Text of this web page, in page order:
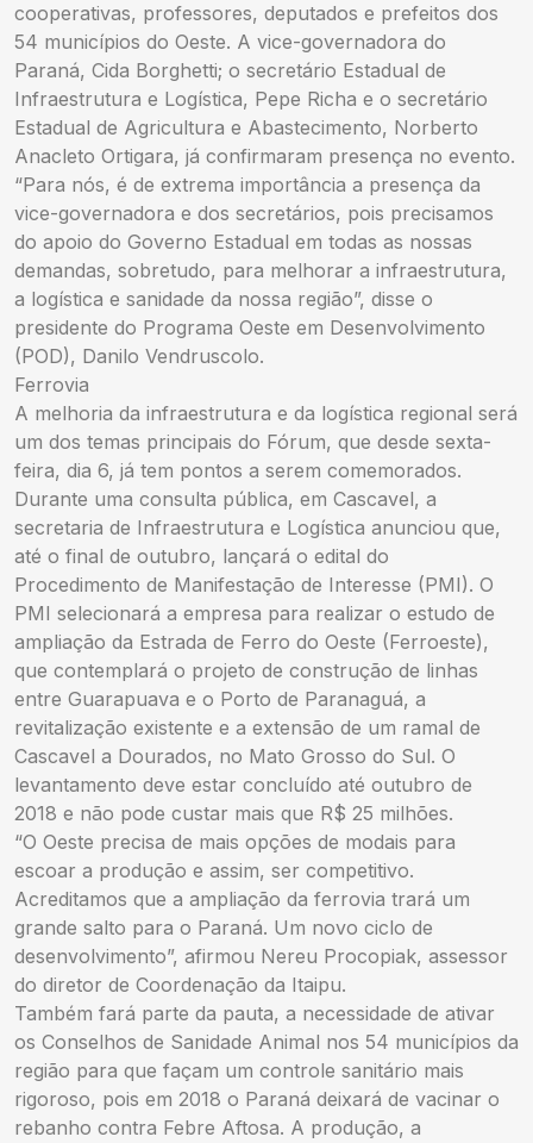
cooperativas, professores, deputados e prefeitos dos
54 municípios do Oeste. A vice-governadora do
Paraná, Cida Borghetti; o secretário Estadual de
Infraestrutura e Logística, Pepe Richa e o secretário
Estadual de Agricultura e Abastecimento, Norberto
Anacleto Ortigara, já confirmaram presença no evento.
“Para nós, é de extrema importância a presença da
vice-governadora e dos secretários, pois precisamos
do apoio do Governo Estadual em todas as nossas
demandas, sobretudo, para melhorar a infraestrutura,
a logística e sanidade da nossa região”, disse o
presidente do Programa Oeste em Desenvolvimento
(POD), Danilo Vendruscolo.
Ferrovia
A melhoria da infraestrutura e da logística regional será
um dos temas principais do Fórum, que desde sexta-
feira, dia 6, já tem pontos a serem comemorados.
Durante uma consulta pública, em Cascavel, a
secretaria de Infraestrutura e Logística anunciou que,
até o final de outubro, lançará o edital do
Procedimento de Manifestação de Interesse (PMI). O
PMI selecionará a empresa para realizar o estudo de
ampliação da Estrada de Ferro do Oeste (Ferroeste),
que contemplará o projeto de construção de linhas
entre Guarapuava e o Porto de Paranaguá, a
revitalização existente e a extensão de um ramal de
Cascavel a Dourados, no Mato Grosso do Sul. O
levantamento deve estar concluído até outubro de
2018 e não pode custar mais que R$ 25 milhões.
“O Oeste precisa de mais opções de modais para
escoar a produção e assim, ser competitivo.
Acreditamos que a ampliação da ferrovia trará um
grande salto para o Paraná. Um novo ciclo de
desenvolvimento”, afirmou Nereu Procopiak, assessor
do diretor de Coordenação da Itaipu.
Também fará parte da pauta, a necessidade de ativar
os Conselhos de Sanidade Animal nos 54 municípios da
região para que façam um controle sanitário mais
rigoroso, pois em 2018 o Paraná deixará de vacinar o
rebanho contra Febre Aftosa. A produção, a